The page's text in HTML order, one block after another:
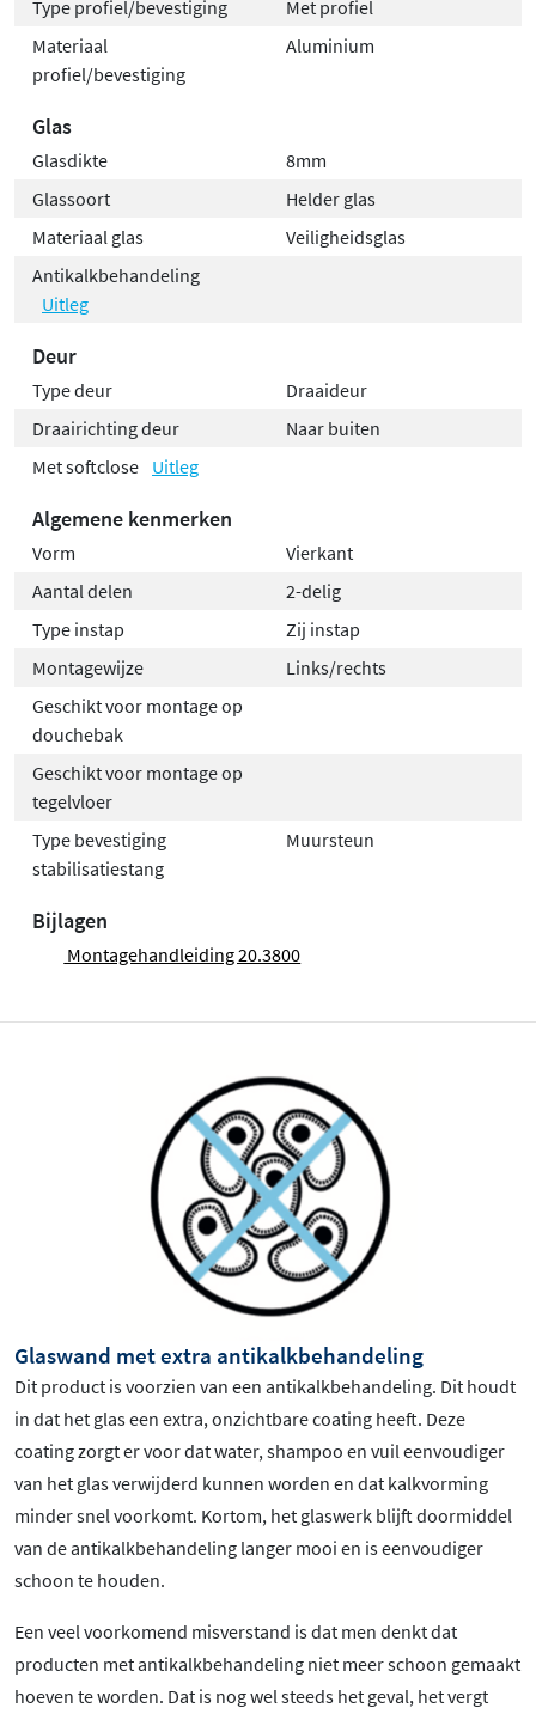
Type profiel/bevestiging
Met profiel
Materiaal
profiel/bevestiging
Aluminium
Glas
Glasdikte
8mm
Glassoort
Helder glas
Materiaal glas
Veiligheidsglas
Antikalkbehandeling
Uitleg
Deur
Type deur
Draaideur
Draairichting deur
Naar buiten
Met softclose Uitleg
Algemene kenmerken
Vorm
Vierkant
Aantal delen
2-delig
Type instap
Zij instap
Montagewijze
Links/rechts
Geschikt voor montage op
douchebak
Geschikt voor montage op
tegelvloer
Type bevestiging
stabilisatiestang
Muursteun
Bijlagen
Montagehandleiding 20.3800
Glaswand met extra antikalkbehandeling
Dit product is voorzien van een antikalkbehandeling. Dit houdt
in dat het glas een extra, onzichtbare coating heeft. Deze
coating zorgt er voor dat water, shampoo en vuil eenvoudiger
van het glas verwijderd kunnen worden en dat kalkvorming
minder snel voorkomt. Kortom, het glaswerk blijft doormiddel
van de antikalkbehandeling langer mooi en is eenvoudiger
schoon te houden.
Een veel voorkomend misverstand is dat men denkt dat
producten met antikalkbehandeling niet meer schoon gemaakt
hoeven te worden. Dat is nog wel steeds het geval, het vergt